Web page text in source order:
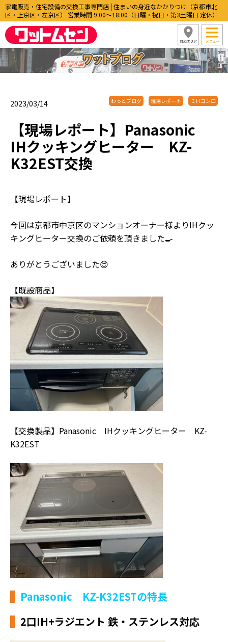
家電販売・住宅設備の交換工事専門店 | 住まいの身近なかかりつけ（京都市北
区・上京区・左京区） 営業時間 9:00〜18:00（日曜・祝日・第3土曜日 定休）
2023/03/14 わっとブログ 現場レポート ＩＨコンロ
【現場レポート】Panasonic
IHクッキングヒーター KZ-
K32EST交換
【現場レポート】
今回は京都市中京区のマンションオーナー様よりIHクッ
キングヒーター交換のご依頼を頂きました🍳
ありがとうございました😊
【既設商品】
【交換製品】Panasonic IHクッキングヒーター KZ-
K32EST
Panasonic KZ-K32ESTの特長
2口IH+ラジエント 鉄・ステンレス対応